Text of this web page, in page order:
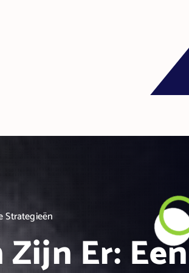
Strategieën
Er: Een